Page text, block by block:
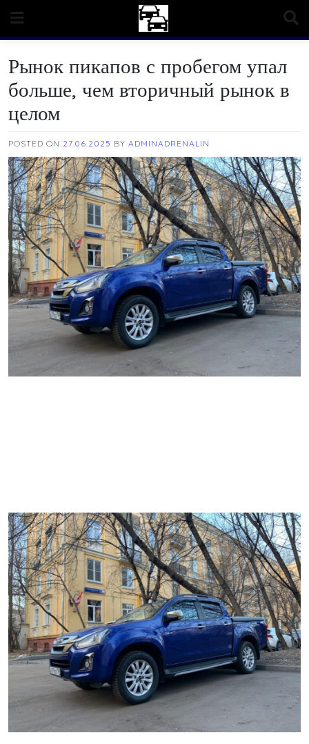
content
Рынок пикапов с пробегом упал
больше, чем вторичный рынок в
целом
POSTED ON 27.06.2025 BY ADMINADRENALIN